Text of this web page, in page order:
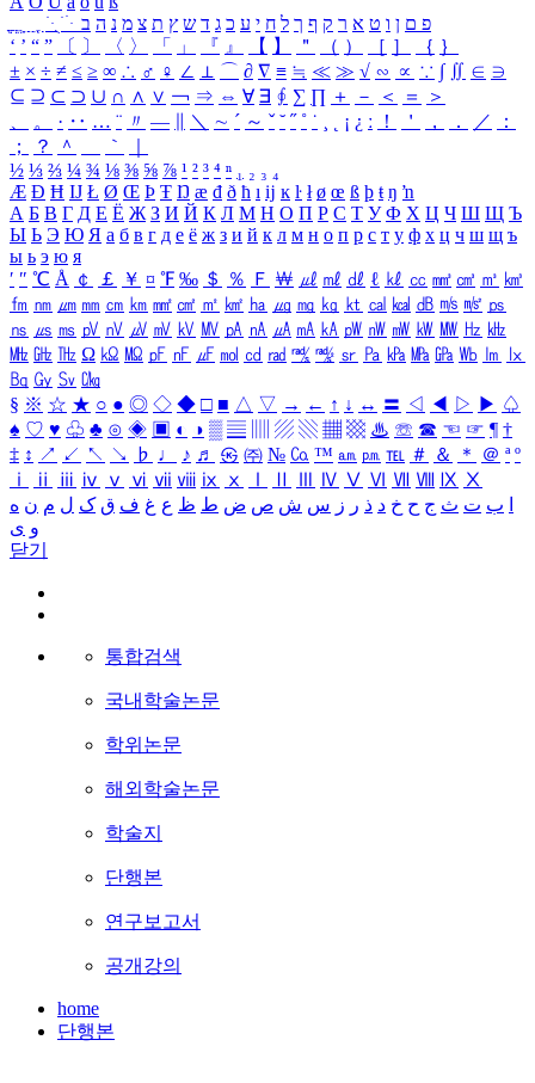
ִֶֹ ֻּ ׁׂ פ ם ן ו ט א ר ק ף ך ל ח י ע כ ג ד ש ץ ת צ מ נ ה ב
‘ ’ “ ” 〔 〕 〈 〉 「 」 『 』 【 】 ＂ （ ） ［ ］ ｛ ｝
± × ÷ ≠ ≤ ≥ ∞ ∴ ♂ ♀ ∠ ⊥ ⌒ ∂ ∇ ≡ ≒ ≪ ≫ √ ∽ ∝ ∵ ∫ ∬ ∈ ∋
⊆ ⊇ ⊂ ⊃ ∪ ∩ ∧ ∨ ￢ ⇒ ⇔ ∀ ∃ ∮ ∑ ∏ ＋ － ＜ ＝
＞
、
。 · ‥ … ¨ 〃 ― ＼ ∼ ´ ～ ˇ ˘ ˝ ˚ ˙ ¸ ¡ ¿ ː ！ ＇ ， ． ／
：
；
？ ＾ ｀
½ ⅓ ⅔ ¼ ¾ ⅛ ⅜ ⅝ ⅞ ¹ ² ³ ⁴ ⁿ ₁ ₂ ₃ ₄
Æ Ð Ħ Ĳ Ł Ø Œ Þ Ŧ Ŋ æ đ ð ħ ı ĳ ĸ ŀ ł ø œ ß þ ŧ ŋ ŉ
А Б В Г Д Е Ё Ж З И Й К Л М Н О П Р С Т У Ф Х Ц Ч Ш Щ Ъ
Ы Ь Э Ю Я а б в г д е ё ж з и й к л м н о п р с т у ф х ц ч ш щ ъ
ы ь э ю я
′ ″ ℃ Å ￠ ￡ ￥ ¤ ℉ ‰ ＄ ％ Ｆ ￦ ㎕ ㎖ ㎗ ℓ ㎘ ㏄ ㎣ ㎤ ㎥ ㎦
㎙ ㎚ ㎛ ㎜ ㎝ ㎞ ㎟ ㎠ ㎡ ㎢ ㏊ ㎍ ㎎ ㎏ ㏏ ㎈ ㎉ ㏈ ㎧ ㎨ ㎰
㎱ ㎲ ㎳ ㎴ ㎵ ㎶ ㎷ ㎸ ㎹ ㎀ ㎁ ㎂ ㎃ ㎄ ㎺ ㎻ ㎽ ㎾ ㎿ ㎐ ㎑
㎒ ㎓ ㎔ Ω ㏀ ㏁ ㎊ ㎋ ㎌ ㏖ ㏅ ㎭ ㎮ ㎯ ㏛ ㎩ ㎪ ㎫ ㎬ ㏝ ㏐
㏓
㏃ ㏉ ㏜ ㏆
§ ※ ☆ ★ ○ ● ◎ ◇ ◆ □ ■ △ ▽ → ← ↑ ↓ ↔ 〓 ◁ ◀ ▷ ▶ ♤
♠ ♡ ♥ ♧ ♣ ⊙ ◈ ▣ ◐ ◑ ▒ ▤ ▨ ▧ ▦ ▩ ♨ ☏ ☎ ☜ ☞ ¶ †
‡ ↕ ↗ ↙ ↖ ↘ ♭ ♩ ♪ ♬ ㉿ ㈜ № ㏇ ™ ㏂ ㏘ ℡ ＃ ＆ ＊ ＠ ª º
ⅰ
ⅱ ⅲ ⅳ ⅴ ⅵ ⅶ ⅷ ⅸ ⅹ Ⅳ Ⅴ Ⅵ Ⅶ Ⅷ Ⅸ Ⅹ
ب ت ث ج ح خ د ذ ر ز س ش ص ض ط ظ ع غ ف ق ک ل م ن ه
و ی
닫기
통합검색
국내학술논문
학위논문
해외학술논문
학술지
단행본
연구보고서
공개강의
home
단행본